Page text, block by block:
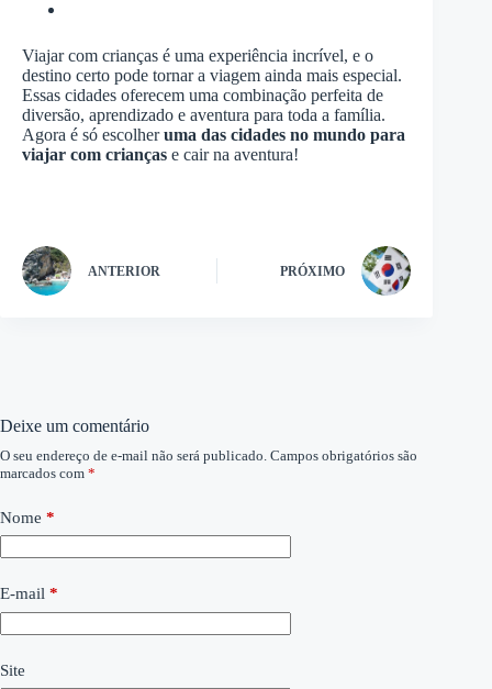
Viajar com crianças é uma experiência incrível, e o
destino certo pode tornar a viagem ainda mais especial.
Essas cidades oferecem uma combinação perfeita de
diversão, aprendizado e aventura para toda a família.
Agora é só escolheruma das cidades no mundo para
viajar com crianças e cair na aventura!
ANTERIOR PRÓXIMO
Deixe um comentário
O seu endereço de e-mail não será publicado. Campos obrigatórios são
marcados com *
Nome *
E-mail *
Site